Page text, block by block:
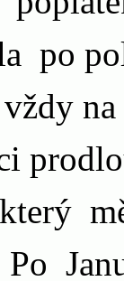
po
vždy